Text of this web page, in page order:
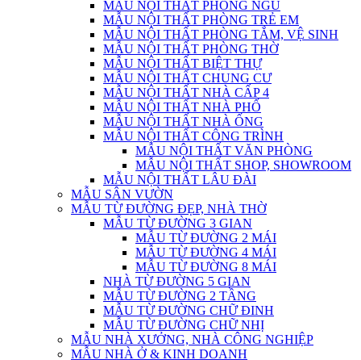
MẪU NỘI THẤT PHÒNG NGỦ
MẪU NỘI THẤT PHÒNG TRẺ EM
MẪU NỘI THẤT PHÒNG TẮM, VỆ SINH
MẪU NỘI THẤT PHÒNG THỜ
MẪU NỘI THẤT BIỆT THỰ
MẪU NỘI THẤT CHUNG CƯ
MẪU NỘI THẤT NHÀ CẤP 4
MẪU NỘI THẤT NHÀ PHỐ
MẪU NỘI THẤT NHÀ ỐNG
MẪU NỘI THẤT CÔNG TRÌNH
MẪU NỘI THẤT VĂN PHÒNG
MẪU NỘI THẤT SHOP, SHOWROOM
MẪU NỘI THẤT LÂU ĐÀI
MẪU SÂN VƯỜN
MẪU TỪ ĐƯỜNG ĐẸP, NHÀ THỜ
MẪU TỪ ĐƯỜNG 3 GIAN
MẪU TỪ ĐƯỜNG 2 MÁI
MẪU TỪ ĐƯỜNG 4 MÁI
MẪU TỪ ĐƯỜNG 8 MÁI
NHÀ TỪ ĐƯỜNG 5 GIAN
MẪU TỪ ĐƯỜNG 2 TẦNG
MẪU TỪ ĐƯỜNG CHỮ ĐINH
MẪU TỪ ĐƯỜNG CHỮ NHỊ
MẪU NHÀ XƯỞNG, NHÀ CÔNG NGHIỆP
MẪU NHÀ Ở & KINH DOANH